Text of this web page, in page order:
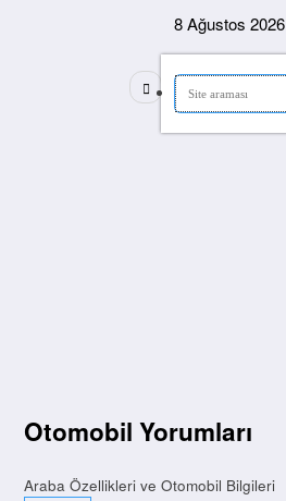
8 Ağustos 2026
Otomobil Yorumları
Araba Özellikleri ve Otomobil Bilgileri